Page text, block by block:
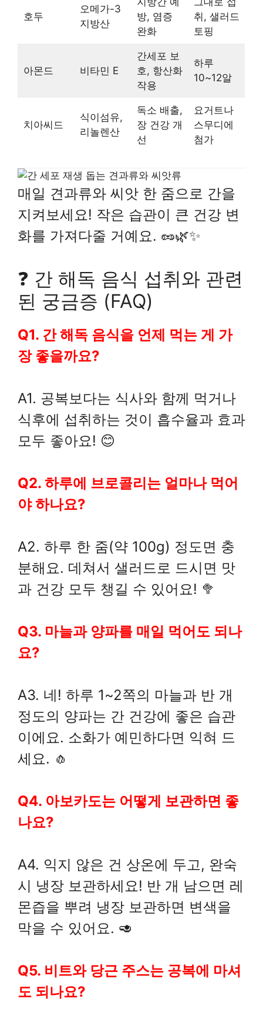
호두
오메가-3
지방산
방, 염증
완화
취, 샐러드
토핑
아몬드 비타민 E
간세포 보
호, 항산화
작용
하루
10~12알
치아씨드
식이섬유,
리놀렌산
독소 배출,
장 건강 개
선
요거트나
스무디에
첨가
매일 견과류와 씨앗 한 줌으로 간을
지켜보세요! 작은 습관이 큰 건강 변
화를 가져다줄 거예요. 🥜🌿✨
❓ 간 해독 음식 섭취와 관련
된 궁금증 (FAQ)
Q1. 간 해독 음식을 언제 먹는 게 가
장 좋을까요?
A1. 공복보다는 식사와 함께 먹거나
식후에 섭취하는 것이 흡수율과 효과
모두 좋아요! 😊
Q2. 하루에 브로콜리는 얼마나 먹어
야 하나요?
A2. 하루 한 줌(약 100g) 정도면 충
분해요. 데쳐서 샐러드로 드시면 맛
과 건강 모두 챙길 수 있어요! 🥦
Q3. 마늘과 양파를 매일 먹어도 되나
요?
A3. 네! 하루 1~2쪽의 마늘과 반 개
정도의 양파는 간 건강에 좋은 습관
이에요. 소화가 예민하다면 익혀 드
세요. 🧄
Q4. 아보카도는 어떻게 보관하면 좋
나요?
A4. 익지 않은 건 상온에 두고, 완숙
시 냉장 보관하세요! 반 개 남으면 레
몬즙을 뿌려 냉장 보관하면 변색을
막을 수 있어요. 🥑
Q5. 비트와 당근 주스는 공복에 마셔
도 되나요?